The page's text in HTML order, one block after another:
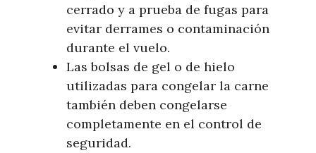
cerrado y a prueba de fugas para
evitar derrames o contaminación
durante el vuelo.
Las bolsas de gel o de hielo
utilizadas para congelar la carne
también deben congelarse
completamente en el control de
seguridad.